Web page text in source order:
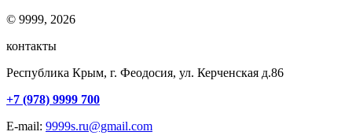
© 9999, 2026
контакты
Республика Крым, г. Феодосия, ул. Керченская д.86
+7 (978) 9999 700
E-mail: 9999s.ru@gmail.com